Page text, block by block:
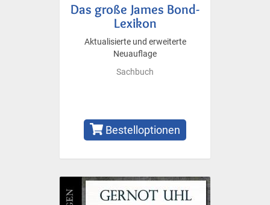
Das große James Bond-
Lexikon
Aktualisierte und erweiterte
Neuauflage
Sachbuch
Bestelloptionen